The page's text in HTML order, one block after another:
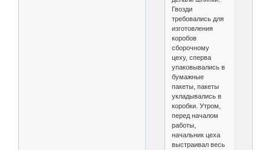
Гвозди
требовались для
изготовления
коробов
сборочному
цеху, сперва
упаковывались в
бумажные
пакеты, пакеты
укладывались в
коробки. Утром,
перед началом
работы,
начальник цеха
выстраивал весь